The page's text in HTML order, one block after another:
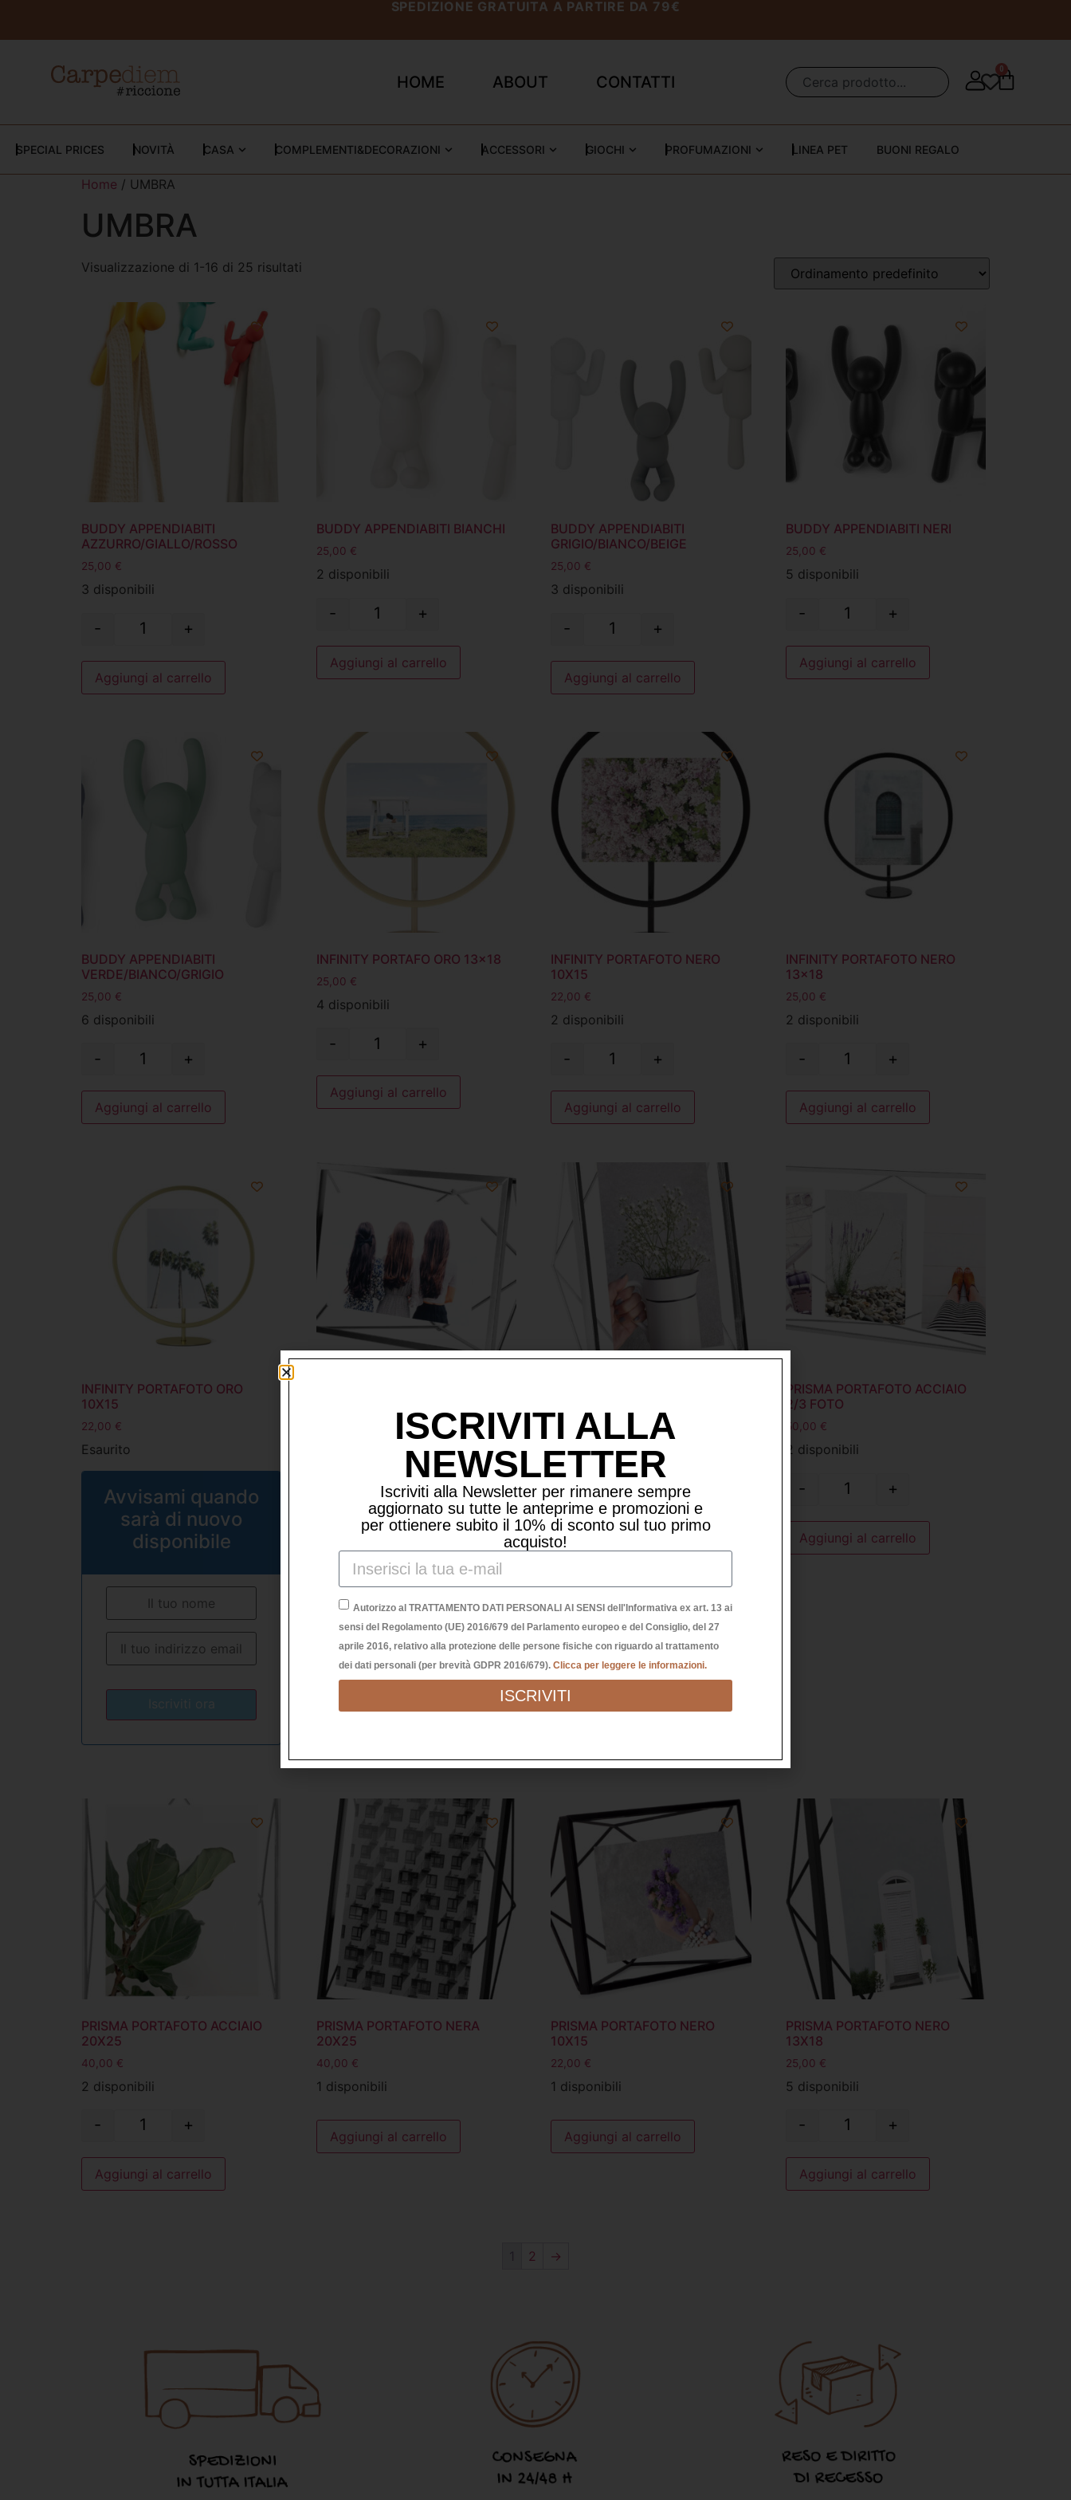
SPEDIZIONE GRATUITA A PARTIRE DA 79€
HOME ABOUT CONTATTI
0
SPECIAL PRICES NOVITÀ CASA COMPLEMENTI&DECORAZIONI ACCESSORI GIOCHI PROFUMAZIONI LINEA PET BUONI REGALO
Home / UMBRA
UMBRA
Visualizzazione di 1-16 di 25 risultati
BUDDY APPENDIABITI
AZZURRO/GIALLO/ROSSO
25,00 €
3 disponibili
- +
Aggiungi al carrello
BUDDY APPENDIABITI BIANCHI
25,00 €
2 disponibili
- +
Aggiungi al carrello
BUDDY APPENDIABITI
GRIGIO/BIANCO/BEIGE
25,00 €
3 disponibili
- +
Aggiungi al carrello
BUDDY APPENDIABITI NERI
25,00 €
5 disponibili
- +
Aggiungi al carrello
BUDDY APPENDIABITI
VERDE/BIANCO/GRIGIO
25,00 €
6 disponibili
- +
Aggiungi al carrello
INFINITY PORTAFO ORO 13×18
25,00 €
4 disponibili
- +
Aggiungi al carrello
INFINITY PORTAFOTO NERO
10X15
22,00 €
2 disponibili
- +
Aggiungi al carrello
INFINITY PORTAFOTO NERO
13×18
25,00 €
2 disponibili
- +
Aggiungi al carrello
INFINITY PORTAFOTO ORO
10X15
22,00 €
Esaurito
Avvisami quando
sarà di nuovo
disponibile
Aggiungi al carrello
25,00€
4 disponibili
- +
Aggiungi al carrello
PRISMA PORTAFOTO ACCIAIO
2/3 FOTO
50,00 €
2 disponibili
- +
Aggiungi al carrello
PRISMA PORTAFOTO ACCIAIO
20X25
40,00 €
2 disponibili
- +
Aggiungi al carrello
PRISMA PORTAFOTO NERA
20X25
40,00 €
1 disponibili
Aggiungi al carrello
PRISMA PORTAFOTO NERO
10X15
22,00 €
1 disponibili
Aggiungi al carrello
PRISMA PORTAFOTO NERO
13X18
25,00 €
5 disponibili
- +
Aggiungi al carrello
1 2 →
ISCRIVITI ALLA
NEWSLETTER
Iscriviti alla Newsletter per rimanere sempre
aggiornato su tutte le anteprime e promozioni e
per ottienere subito il 10% di sconto sul tuo primo
acquisto!
Autorizzo al TRATTAMENTO DATI PERSONALI AI SENSI dell'Informativa ex art. 13 ai
sensi del Regolamento (UE) 2016/679 del Parlamento europeo e del Consiglio, del 27
aprile 2016, relativo alla protezione delle persone fisiche con riguardo al trattamento
dei dati personali (per brevità GDPR 2016/679). Clicca per leggere le informazioni.
ISCRIVITI